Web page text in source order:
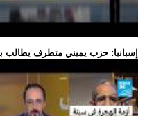
.. إسبانيا: حزب يميني متطرف